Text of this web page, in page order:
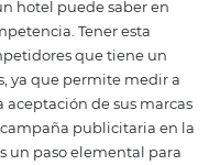
CRS. ¡Empecemos!
sitios